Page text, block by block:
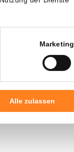
Marketing
Alle zulassen